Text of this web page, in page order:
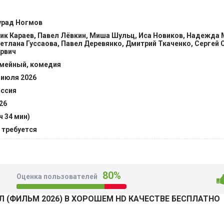
в поселение с экологически чистым пространством. А
внуки тут же принимаются за работу, ведь надо же
Ногмов
Караев, Павел Лёвкин, Миша Шульц, Иса Новиков, Надежда
Гуссаова, Павел Деревянко, Дмитрий Ткаченко, Сергей
комедия
2026
34 мин)
требуется
Оценка пользователей 80%
2026) В ХОРОШЕМ HD КАЧЕСТВЕ БЕСПЛАТНО